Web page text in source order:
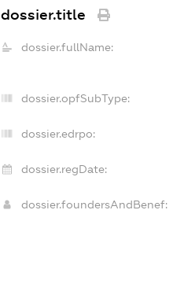
dossier.title
dossier.fullName:
dossier.opfSubType:
dossier.edrpo:
dossier.regDate:
dossier.foundersAndBenef: